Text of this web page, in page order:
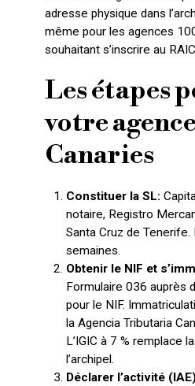
adresse physique dans
même pour les agences
souhaitant s’inscrire au
Les étapes
votre
Canaries
Constituer la SL:
notaire, Registro
Santa Cruz de Tenerife.
semaines.
Obtenir le NIF et
Formulaire 036 auprès
pour le NIF.
la Agencia Tributaria
L’IGIC à 7 % remplace
l’archipel.
Déclarer l’activité